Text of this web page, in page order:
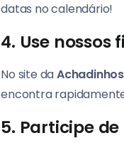
datas no calendário!
4. Use nossos
No site da
encontra
5. Participe